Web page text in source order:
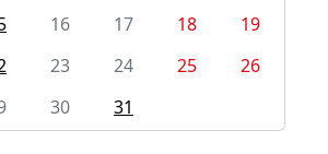
16 17 18
19
23 24 25
26
30 31